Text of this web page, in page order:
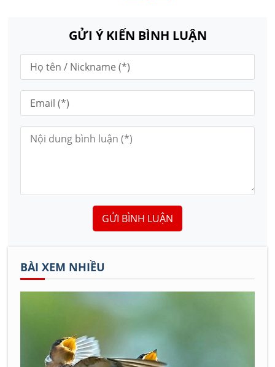
GỬI Ý KIẾN BÌNH LUẬN
GỬI BÌNH LUẬN
BÀI XEM NHIỀU